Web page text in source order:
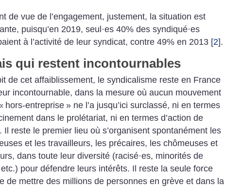
de vue de l’engagement, justement, la situation est
puisqu’en 2019, seul ·es 40% des syndiqué·es
à l’activité de leur syndicat, contre 49% en 2013 [2].
qui restent incontournables
de cet affaiblissement, le syndicalisme reste en France
incontournable, dans la mesure où aucun mouvement
hors-entreprise » ne l’a jusqu’ici surclassé, ni en termes
dans le prolétariat, ni en termes d’action de
Il reste le premier lieu où s’organisent spontanément les
et les travailleurs, les précaires, les chômeuses et
dans toute leur diversité (racisé·es, minorités de
pour défendre leurs intérêts. Il reste la seule force
de mettre des millions de personnes en grève et dans la